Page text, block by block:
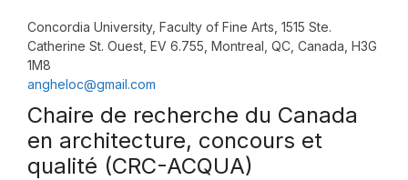
Concordia University, Faculty of Fine Arts, 1515 Ste.
Catherine St. Ouest, EV 6.755, Montreal, QC, Canada, H3G
1M8
angheloc@gmail.com
Chaire de recherche du Canada
en architecture, concours et
qualité (CRC-ACQUA)